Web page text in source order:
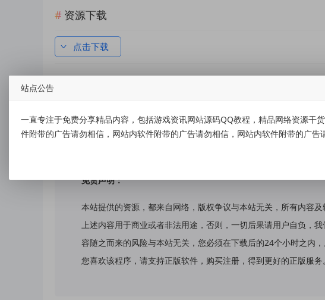
资源下载
点击下载
标签： 2025年软解除机器码大师工具箱加强版
免责声明：
本站提供的资源，都来自网络，版权争议与本站无关，所有内容
上述内容用于商业或者非法用途，否则，一切后果请用户自负，
容随之而来的风险与本站无关，您必须在下载后的24个小时之内
您喜欢该程序，请支持正版软件，购买注册，得到更好的正版服
站点公告
一直专注于免费分享精品内容，包括游戏资讯网站源码QQ教程，精品网络资源
件附带的广告请勿相信，网站内软件附带的广告请勿相信，网站内软件附带的广告